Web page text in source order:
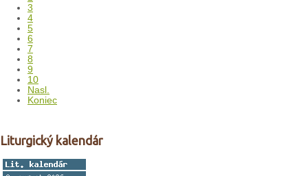
3
4
5
6
7
8
9
10
Nasl.
Koniec
Liturgický kalendár